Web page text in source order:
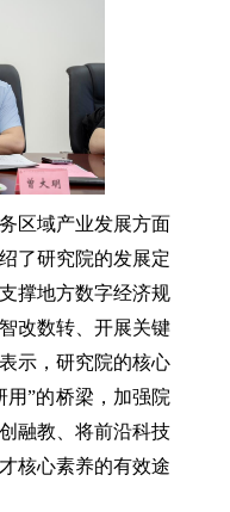
区域产业发展方面
了研究院的发展定
撑地方数字经济规
改数转、开展关键
示，研究院的核心
用”的桥梁，加强院
融教、将前沿科技
核心素养的有效途